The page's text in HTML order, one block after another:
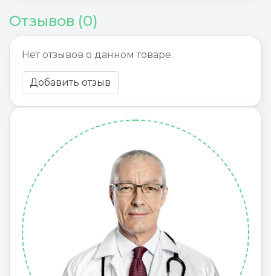
Отзывов (0)
Нет отзывов о данном товаре.
Добавить отзыв